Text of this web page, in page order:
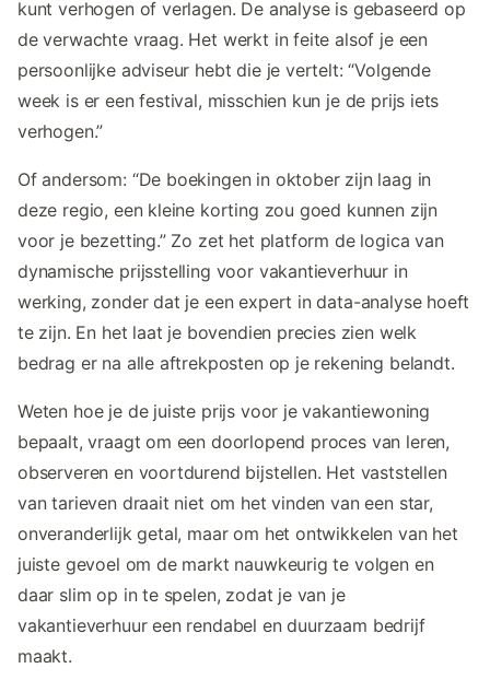
kunt verhogen of verlagen. De analyse is gebaseerd op
de verwachte vraag. Het werkt in feite alsof je een
persoonlijke adviseur hebt die je vertelt: “Volgende
week is er een festival, misschien kun je de prijs iets
verhogen.”
Of andersom: “De boekingen in oktober zijn laag in
deze regio, een kleine korting zou goed kunnen zijn
voor je bezetting.” Zo zet het platform de logica van
dynamische prijsstelling voor vakantieverhuur in
werking, zonder dat je een expert in data-analyse hoeft
te zijn. En het laat je bovendien precies zien welk
bedrag er na alle aftrekposten op je rekening belandt.
Weten hoe je de juiste prijs voor je vakantiewoning
bepaalt, vraagt om een doorlopend proces van leren,
observeren en voortdurend bijstellen. Het vaststellen
van tarieven draait niet om het vinden van een star,
onveranderlijk getal, maar om het ontwikkelen van het
juiste gevoel om de markt nauwkeurig te volgen en
daar slim op in te spelen, zodat je van je
vakantieverhuur een rendabel en duurzaam bedrijf
maakt.